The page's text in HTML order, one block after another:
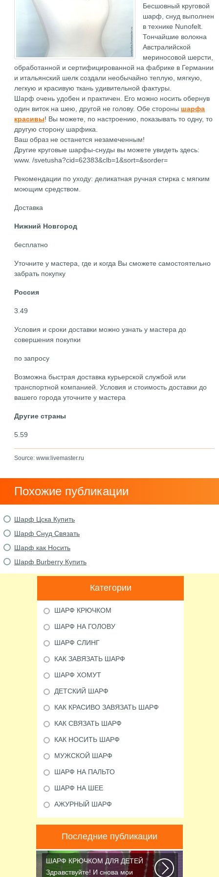
Бесшовный круговой
шарф, снуд выполнен
в технике Nunofelt.
Тончайшие волокна
Австралийской
мериносовой шерсти,
обработанной и сертифицированной на фабрике в Германии
и итальянский шелк создали необычайно теплую, мягкую,
легкую и красивую ткань удивительной фактуры.
Шарф очень удобен и практичен. Его можно носить обернув
один виток на шею, другой не голову. Обе стороны шарфа
красивы! Вы можете, по настроению, показывать то одну, то
другую сторону шарфика.
Ваш образ не останется незамеченным!
Другие круговые шарфы-снуды вы можете увидеть здесь:
www. /svetusha?cid=62383&clb=1&sort=&sorder=
Рекомендации по уходу: деликатная ручная стирка с мягким
моющим средством.
Доставка
Нижний Новгород
бесплатно
Уточните у мастера, где и когда Вы сможете самостоятельно
забрать покупку
Россия
3.49
Условия и сроки доставки можно узнать у мастера до
совершения покупки
по запросу
Возможна быстрая доставка курьерской службой или
транспортной компанией. Условия и стоимость доставки до
вашего города уточните у мастера
Другие страны
5.59
Source: www.livemaster.ru
Похожие публикации
Шарф Цска Купить
Шарф Снуд Связать
Шарф как Носить
Шарф Burberry Купить
Категории
ШАРФ КРЮЧКОМ
ШАРФ НА ГОЛОВУ
ШАРФ СЛИНГ
КАК ЗАВЯЗАТЬ ШАРФ
ШАРФ ХОМУТ
ДЕТСКИЙ ШАРФ
КАК КРАСИВО ЗАВЯЗАТЬ ШАРФ
КАК СВЯЗАТЬ ШАРФ
КАК НОСИТЬ ШАРФ
МУЖСКОЙ ШАРФ
ШАРФ НА ПАЛЬТО
ШАРФ НА ШЕЕ
АЖУРНЫЙ ШАРФ
Последние публикации
ШАРФ КРЮЧКОМ ДЛЯ ДЕТЕЙ
Здравствуйте! И снова мои